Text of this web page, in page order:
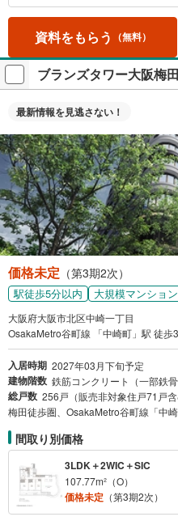
資料をもらう （無料）
ブランズタワー大阪梅田
最新情報を見逃さない！
価格未定 （第3期2次）
駅徒歩5分以内 大規模マンション
大阪府大阪市北区中崎一丁目
OsakaMetro谷町線 「中崎町」駅 徒
入居時期 2027年03月下旬予定
建物階数 鉄筋コンクリート（一部鉄
総戸数 256戸（販売非対象住戸71戸含
間取り別価格
3LDK＋2WIC＋SIC
107.77m²（O）
価格未定 （第3期2次）